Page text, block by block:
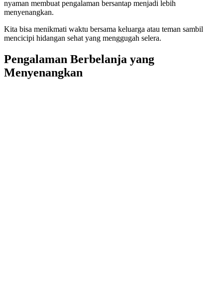
nyaman membuat pengalaman bersantap menjadi lebih
menyenangkan.
Kita bisa menikmati waktu bersama keluarga atau teman sambil
mencicipi hidangan sehat yang menggugah selera.
Pengalaman Berbelanja yang
Menyenangkan